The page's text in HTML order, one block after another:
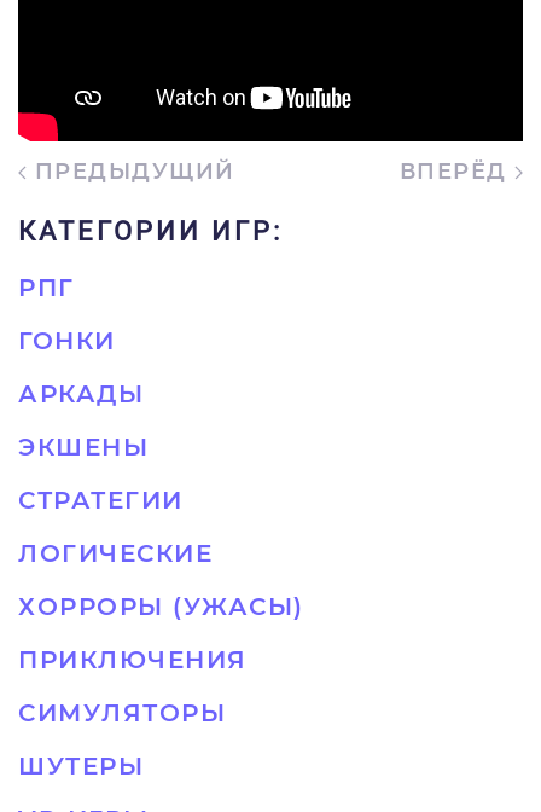
ПРЕДЫДУЩИЙ ВПЕРЁД
КАТЕГОРИИ ИГР:
РПГ
ГОНКИ
АРКАДЫ
ЭКШЕНЫ
СТРАТЕГИИ
ЛОГИЧЕСКИЕ
ХОРРОРЫ (УЖАСЫ)
ПРИКЛЮЧЕНИЯ
СИМУЛЯТОРЫ
ШУТЕРЫ